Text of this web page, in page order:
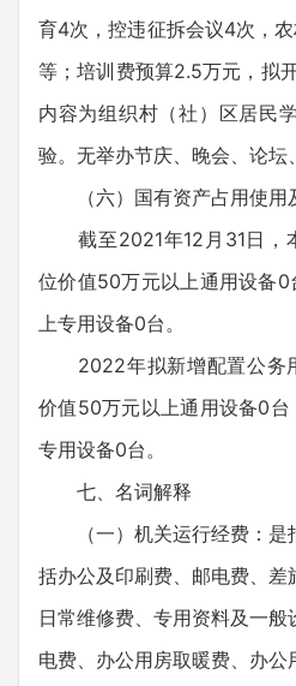
育4次，控违征拆会议4次，
等；培训费预算2.5万元，拟
内容为组织村（社）区居民
验。无举办节庆、晚会、论坛
（六）国有资产占用使用
截至2021年12月31日，
位价值50万元以上通用设备
上专用设备0台。
2022年拟新增配置公务
价值50万元以上通用设备0
专用设备0台。
七、名词解释
（一）机关运行经费：是
括办公及印刷费、邮电费、差
日常维修费、专用资料及一
电费、办公用房取暖费、办